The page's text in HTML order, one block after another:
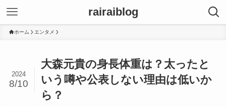
rairaiblog
ホーム エンタメ
大森元貴の身長体重は？太ったと
いう噂や公表しない理由は低いか
ら？
2024
8/10